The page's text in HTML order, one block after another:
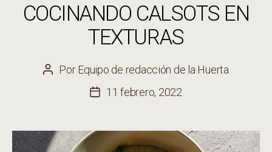
COCINANDO CALSOTS EN
TEXTURAS
Autor
PorEquipo de redacción de la Huerta
Fecha
entrada
11 febrero, 2022